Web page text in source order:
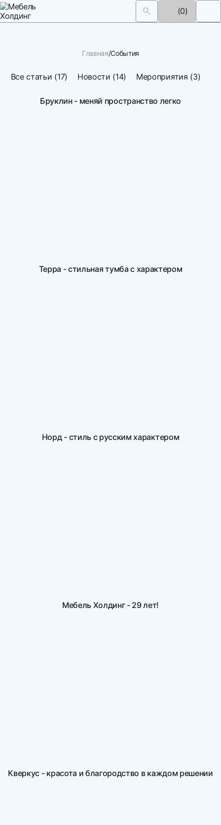
(0)
Главная События
Все статьи (17) Новости (14) Мероприятия (3)
Бруклин - меняй пространство легко
Терра - стильная тумба с характером
Норд - стиль с русским характером
Мебель Холдинг - 29 лет!
Кверкус - красота и благородство в каждом решении